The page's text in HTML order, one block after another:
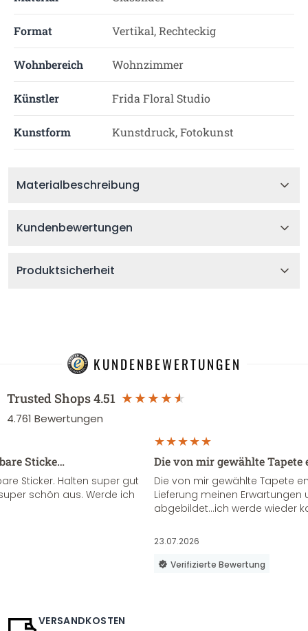
Format Vertikal, Rechteckig
Wohnbereich Wohnzimmer
Künstler Frida Floral Studio
Kunstform Kunstdruck, Fotokunst
Materialbeschreibung
Kundenbewertungen
Produktsicherheit
KUNDENBEWERTUNGEN
Trusted Shops4.51
4.761 Bewertungen
Sticke…
Sticker. Halten super gut
schön aus. Werde ich
Die von mir gewählte
Die von mir gewählte Tapete
Lieferung meinen Erwartungen
abgebildet...ich werde wieder
23.07.2026
Verifizierte Bewertung
VERSANDKOSTEN